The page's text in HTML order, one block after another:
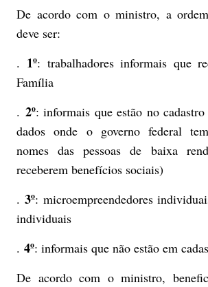
De acordo com o ministro, a
deve ser:
. 1º: trabalhadores informais que
Família
. 2º: informais que estão no
dados onde o governo federal
nomes das pessoas de baixa
receberem benefícios sociais)
.3º: microempreendedores
individuais
. 4º: informais que não estão em
De acordo com o ministro,